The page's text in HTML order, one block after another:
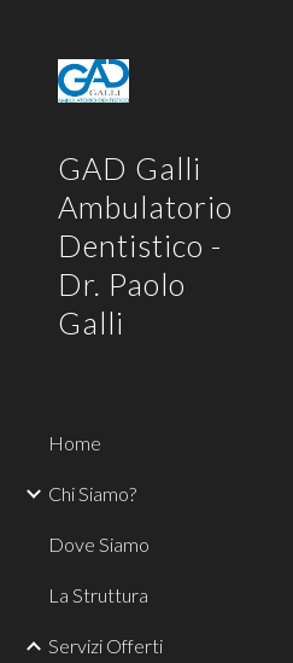
GAD Galli
Ambulatorio
Dentistico -
Dr. Paolo
Galli
Home
Chi Siamo?
Dove Siamo
La Struttura
Servizi Offerti